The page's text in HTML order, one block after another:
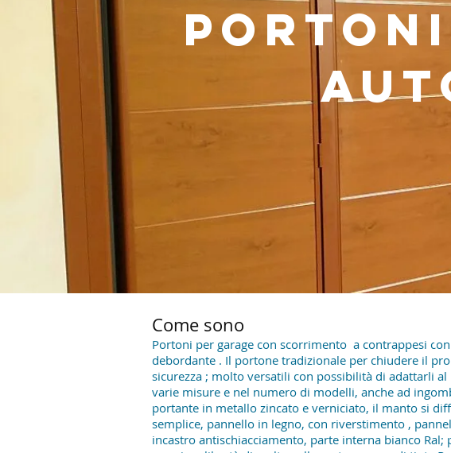
Come sono
Portoni per garage con scorrimento a contrappesi
debordante . Il portone tradizionale per chiudere il
sicurezza ; molto versatili con possibilità di adattarli
varie misure e nel numero di modelli, anche ad
portante in metallo zincato e verniciato, il manto si
semplice, pannello in legno, con riverstimento ,
incastro antischiacciamento, parte interna bianco Ral;